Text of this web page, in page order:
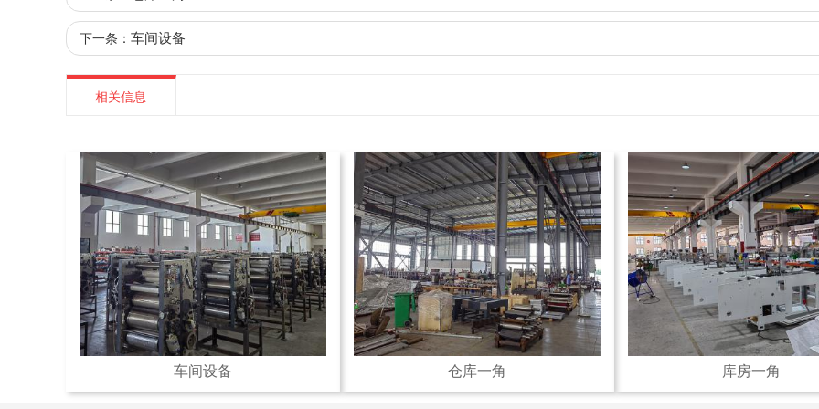
下一条： 车间设备
相关信息
车间设备 仓库一角 库房一角